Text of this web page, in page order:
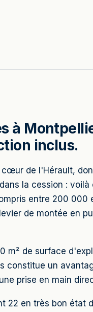
à
inclus.
de l'Hérault,
la cession :
entre 200
de montée en
m² de surface
constitue un
prise en main
22 en très bon